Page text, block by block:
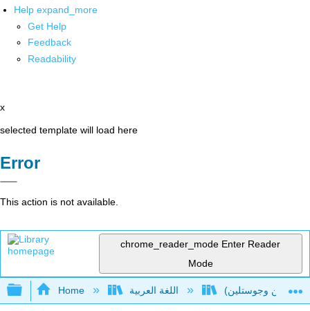
Help expand_more
Get Help
Feedback
Readability
x
selected template will load here
Error
This action is not available.
chrome_reader_mode Enter Reader
Mode
Expand/collapse global hierarchy
Home